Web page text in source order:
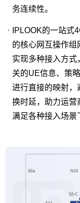
务连续性。
IPLOOK的一站式
的核心网互操作组
实现多种接入方
关的UE信息、策
进行直接的映射，
换时延，助力运营
满足各种接入场景
移动网络的传统
状态。为了激
力，我们推出了
络的关键服务。
一网多